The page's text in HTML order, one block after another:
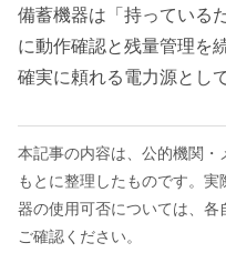
備蓄機器は「持っている
に動作確認と残量管理を
確実に頼れる電力源とし
本記事の内容は、公的機関
もとに整理したものです。
器の使用可否については、
ご確認ください。